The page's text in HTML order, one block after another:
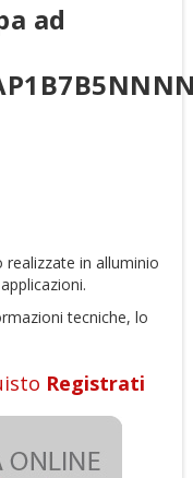
ad
realizzate in alluminio
tecniche, lo
Registrati